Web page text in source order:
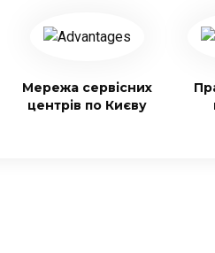
Мережа сервісних
центрів по Києву